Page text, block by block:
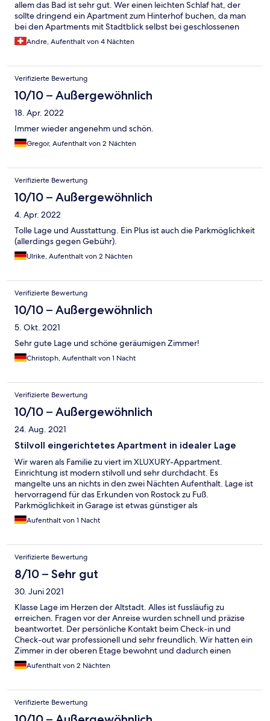
allem das Bad ist sehr gut. Wer einen leichten Schlaf hat, der
sollte dringend ein Apartment zum Hinterhof buchen, da man
bei den Apartments mit Stadtblick selbst bei geschlossenen
Fenstern vorbeirauschende Autos auf Kopfsteinpflaster hört. Im
Schlafzimmer gibt es keine Verdunkelungsvorhänge, sodass
Andre, Aufenthalt von 4 Nächten
Verifizierte Bewertung
10/10 – Außergewöhnlich
18. Apr. 2022
Immer wieder angenehm und schön.
Gregor, Aufenthalt von 2 Nächten
Verifizierte Bewertung
10/10 – Außergewöhnlich
4. Apr. 2022
Tolle Lage und Ausstattung. Ein Plus ist auch die Parkmöglichkeit
(allerdings gegen Gebühr).
Ulrike, Aufenthalt von 2 Nächten
Verifizierte Bewertung
10/10 – Außergewöhnlich
5. Okt. 2021
Sehr gute Lage und schöne geräumigen Zimmer!
Christoph, Aufenthalt von 1 Nacht
Verifizierte Bewertung
10/10 – Außergewöhnlich
24. Aug. 2021
Stilvoll eingerichtetes Apartment in idealer Lage
Wir waren als Familie zu viert im XLUXURY-Appartment.
Einrichtung ist modern stilvoll und sehr durchdacht. Es
mangelte uns an nichts in den zwei Nächten Aufenthalt. Lage ist
hervorragend für das Erkunden von Rostock zu Fuß.
Parkmöglichkeit in Garage ist etwas günstiger als
Alternativmöglichkeiten in der Nähe. Alles in allem sehr zu
empfehlen.
Aufenthalt von 1 Nacht
Verifizierte Bewertung
8/10 – Sehr gut
30. Juni 2021
Klasse Lage im Herzen der Altstadt. Alles ist fussläufig zu
erreichen. Fragen vor der Anreise wurden schnell und präzise
beantwortet. Der persönliche Kontakt beim Check-in und
Check-out war professionell und sehr freundlich. Wir hatten ein
Zimmer in der oberen Etage bewohnt und dadurch einen
atemberaubenden Blick über die Altstadt. Die Wände im
Zimmer benötigen an einigen Stellen einen neuen Anstrich.
Aufenthalt von 2 Nächten
Verifizierte Bewertung